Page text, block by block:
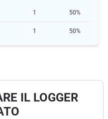
1 50%
1 50%
IL LOGGER